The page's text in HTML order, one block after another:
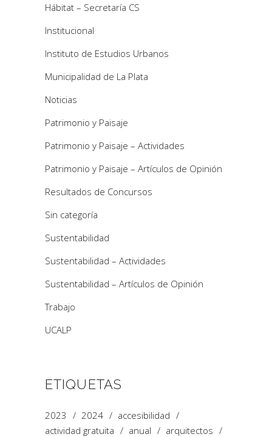
Hábitat – Secretaría CS
Institucional
Instituto de Estudios Urbanos
Municipalidad de La Plata
Noticias
Patrimonio y Paisaje
Patrimonio y Paisaje – Actividades
Patrimonio y Paisaje – Artículos de Opinión
Resultados de Concursos
Sin categoría
Sustentabilidad
Sustentabilidad – Actividades
Sustentabilidad – Artículos de Opinión
Trabajo
UCALP
ETIQUETAS
2023 2024
accesibilidad
actividad gratuita
anual
arquitectos